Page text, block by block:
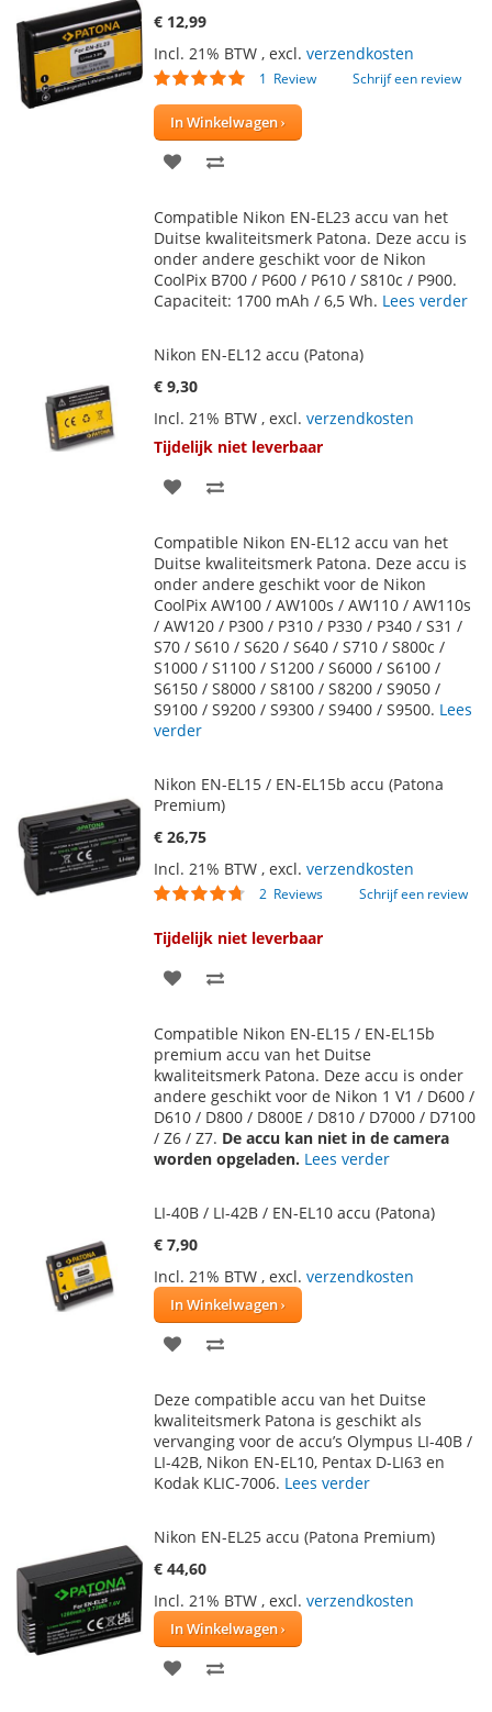
€ 12,99
Incl. 21% BTW , excl. verzendkosten
Waardering:
1 Review Schrijf een review
In Winkelwagen
VOEG
AAN
VERLANGLIJST
TE
VERGELIJKEN
Compatible Nikon EN-EL23 accu van het
Duitse kwaliteitsmerk Patona. Deze accu is
onder andere geschikt voor de Nikon
CoolPix B700 / P600 / P610 / S810c / P900.
Capaciteit: 1700 mAh / 6,5 Wh. Lees verder
Nikon EN-EL12 accu (Patona)
€ 9,30
Incl. 21% BTW , excl. verzendkosten
Tijdelijk niet leverbaar
VOEG
AAN
VERLANGLIJST
TE
VERGELIJKEN
Compatible Nikon EN-EL12 accu van het
Duitse kwaliteitsmerk Patona. Deze accu is
onder andere geschikt voor de Nikon
CoolPix AW100 / AW100s / AW110 / AW110s
/ AW120 / P300 / P310 / P330 / P340 / S31 /
S70 / S610 / S620 / S640 / S710 / S800c /
S1000 / S1100 / S1200 / S6000 / S6100 /
S6150 / S8000 / S8100 / S8200 / S9050 /
S9100 / S9200 / S9300 / S9400 / S9500. Lees
verder
Nikon EN-EL15 / EN-EL15b accu (Patona
Premium)
€ 26,75
Incl. 21% BTW , excl. verzendkosten
Waardering:
2 Reviews Schrijf een review
Tijdelijk niet leverbaar
VOEG
AAN
VERLANGLIJST
TE
VERGELIJKEN
Compatible Nikon EN-EL15 / EN-EL15b
premium accu van het Duitse
kwaliteitsmerk Patona. Deze accu is onder
andere geschikt voor de Nikon 1 V1 / D600 /
D610 / D800 / D800E / D810 / D7000 / D7100
/ Z6 / Z7. De accu kan niet in de camera
worden opgeladen. Lees verder
LI-40B / LI-42B / EN-EL10 accu (Patona)
€ 7,90
Incl. 21% BTW , excl. verzendkosten
In Winkelwagen
VOEG
AAN
VERLANGLIJST
TE
VERGELIJKEN
Deze compatible accu van het Duitse
kwaliteitsmerk Patona is geschikt als
vervanging voor de accu’s Olympus LI-40B /
LI-42B, Nikon EN-EL10, Pentax D-LI63 en
Kodak KLIC-7006. Lees verder
Nikon EN-EL25 accu (Patona Premium)
€ 44,60
Incl. 21% BTW , excl. verzendkosten
In Winkelwagen
VOEG